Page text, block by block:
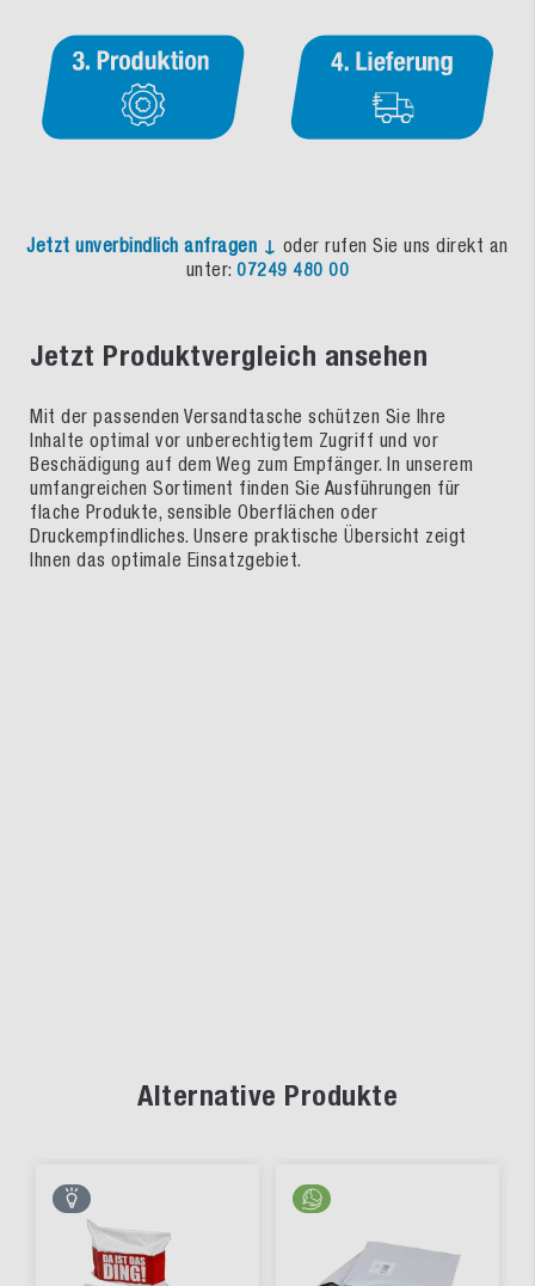
Jetzt unverbindlich anfragen ↓ oder rufen Sie uns direkt an
unter:07249 480 00
Jetzt Produktvergleich ansehen
Mit der passenden Versandtasche schützen Sie Ihre
Inhalte optimal vor unberechtigtem Zugriff und vor
Beschädigung auf dem Weg zum Empfänger. In unserem
umfangreichen Sortiment finden Sie Ausführungen für
flache Produkte, sensible Oberflächen oder
Druckempfindliches. Unsere praktische Übersicht zeigt
Ihnen das optimale Einsatzgebiet.
Alternative Produkte